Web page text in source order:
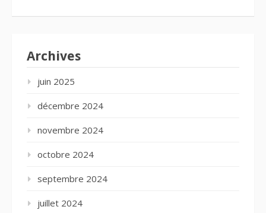
Archives
juin 2025
décembre 2024
novembre 2024
octobre 2024
septembre 2024
juillet 2024